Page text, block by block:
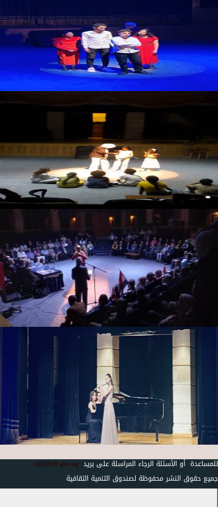
للمساعدة أو الأسئلة الرجاء المراسلة على بريد
جميع حقوق النشر محفوظة لصندوق التنمية الثقافية